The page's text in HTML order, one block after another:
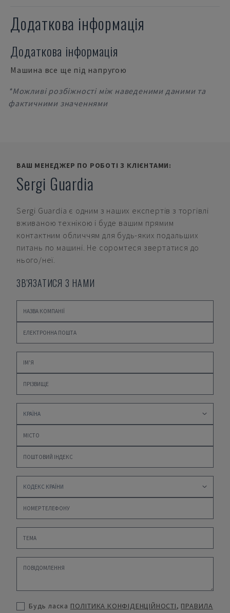
Додаткова інформація
Додаткова інформація
Машина все ще під напругою
*Можливі розбіжності між наведеними даними та
фактичними значеннями
ВАШ МЕНЕДЖЕР ПО РОБОТІ З КЛІЄНТАМИ:
Sergi Guardia
Sergi Guardia є одним з наших експертів з торгівлі
вживаною технікою і буде вашим прямим
контактним обличчям для будь-яких подальших
питань по машині. Не соромтеся звертатися до
нього/неї.
ЗВ'ЯЗАТИСЯ З НАМИ
Будь ласка ПОЛІТИКА КОНФІДЕНЦІЙНОСТІ, ПРАВИЛА